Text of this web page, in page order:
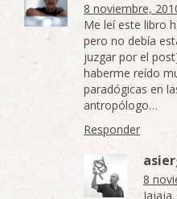
8 noviembre,
Me leí este libro
pero no debía
juzgar por el
haberme reído
paradógicas en
antropólogo…
Responder
8